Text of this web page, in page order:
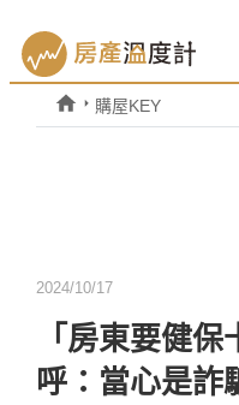
購屋KEY
2024/10/17
「房東要健
呼：當心是